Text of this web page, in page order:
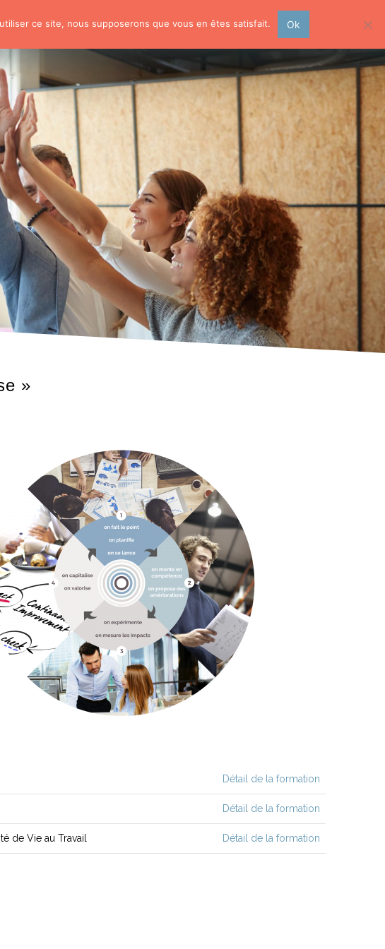
Formations pour professionnels Contact
»
Détail de la formation
Détail de la formation
de Vie au Travail Détail de la formation
ce site, nous supposerons que vous en êtes satisfait. Ok